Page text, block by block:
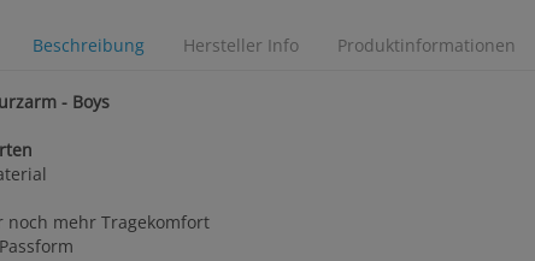
Beschreibung Hersteller Info Produktinformationen
- Boys
noch mehr Tragekomfort